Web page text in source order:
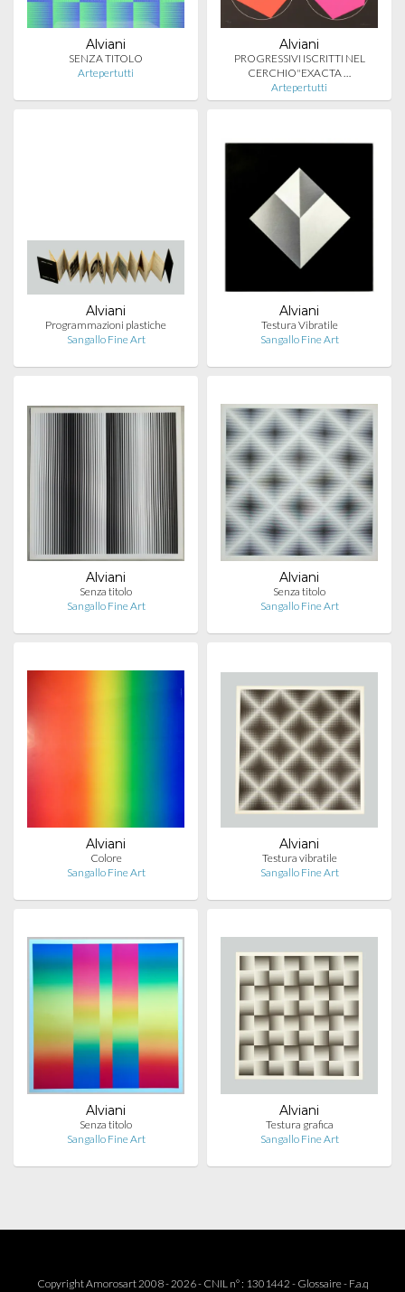
Alviani
SENZA TITOLO
Artepertutti
Alviani
PROGRESSIVI ISCRITTI NEL
CERCHIO"EXACTA …
Artepertutti
Alviani
Programmazioni plastiche
Sangallo Fine Art
Alviani
Testura Vibratile
Sangallo Fine Art
Alviani
Senza titolo
Sangallo Fine Art
Alviani
Senza titolo
Sangallo Fine Art
Alviani
Colore
Sangallo Fine Art
Alviani
Testura vibratile
Sangallo Fine Art
Alviani
Senza titolo
Sangallo Fine Art
Alviani
Testura grafica
Sangallo Fine Art
Copyright Amorosart 2008 - 2026 - CNIL n° : 1301442 - Glossaire- F.a.q